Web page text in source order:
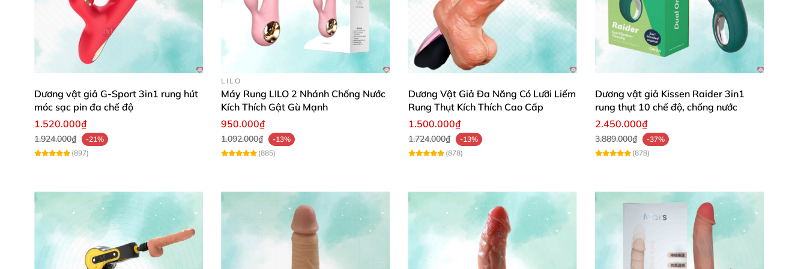
Dương vật giả G-Sport 3in1 rung hút
móc sạc pin đa chế độ
1.520.000₫
1.924.000₫
-21%
(897)
LILO
Máy Rung LILO 2 Nhánh Chống Nước
Kích Thích Gật Gù Mạnh
950.000₫
1.092.000₫
-13%
(885)
Dương Vật Giả Đa Năng Có Lưỡi Liếm
Rung Thụt Kích Thích Cao Cấp
1.500.000₫
1.724.000₫
-13%
(878)
Dương vật giả Kissen Raider 3in1
rung thụt 10 chế độ, chống nước
2.450.000₫
3.889.000₫
-37%
(878)